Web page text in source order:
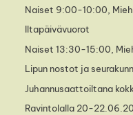
Naiset 9:00-10:00,
Iltapäivävuorot
Naiset 13:30-15:00,
Lipun nostot ja
Juhannusaattoiltana
Ravintolalla 20-